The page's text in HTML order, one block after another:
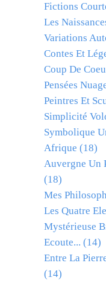
Fictions
Les
Variations
Contes Et
Coup De
Pensées
Peintres Et
Simplicité
Symbolique
Afrique (18)
Auvergne Un
(18)
Mes
Les Quatre
Mystérieuse
Ecoute... (14)
Entre La
(14)